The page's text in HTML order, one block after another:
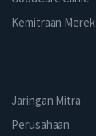
Kemitraan Merek
Jaringan Mitra
Perusahaan